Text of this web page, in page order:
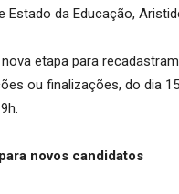
Estado da Educação,
etapa para
ou finalizações, do dia
novos candidatos